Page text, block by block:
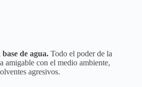
de agua. Todo el poder de la
amigable con el medio ambiente,
agresivos.